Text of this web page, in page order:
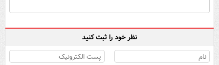
نظر خود را ثبت کنید